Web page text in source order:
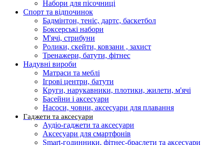
Набори для пісочниці
Спорт та відпочинок
Бадмінтон, теніс, дартс, баскетбол
Боксерські набори
М'ячі, стрибуни
Ролики, скейти, ковзани , захист
Тренажери, батути, фітнес
Надувні вироби
Матраси та меблі
Ігрові центри, батути
Круги, нарукавники, плотики, жилети, м'ячі
Басейни і аксесуари
Насоси, човни, аксесуари для плавання
Гаджети та аксесуари
Аудіо-гаджети та аксесуари
Аксесуари для смартфонів
Smart-годинники, фітнес-браслети та аксесуари